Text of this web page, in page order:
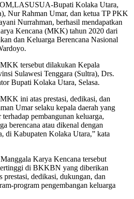
Bupati Kolaka Utara,
Nur Rahman Umar, dan ketua TP PKK
Nurrahman, berhasil mendapatkan
Kencana (MKK) tahun 2020 dari
dan Keluarga Berencana Nasional
tersebut dilakukan Kepala
Sulawesi Tenggara (Sultra), Drs.
Bupati Kolaka Utara, Selasa.
ini atas prestasi, dedikasi, dan
Umar selaku kepala daerah yang
pembangunan keluarga,
berencana atau dikenal dengan
di Kabupaten Kolaka Utara,” kata
Karya Kencana tersebut
di BKKBN yang diberikan
prestasi, dedikasi, dukungan, dan
program pengembangan keluarga